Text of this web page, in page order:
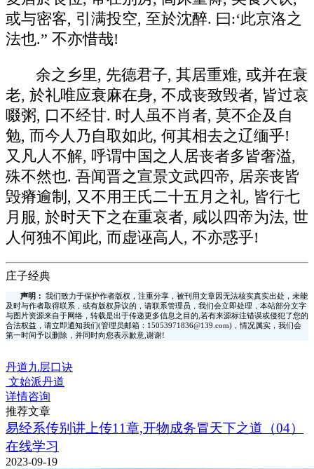
或与密客, 引满投空, 至於沈醉. 曰:‘此京洛之
法也.” 不亦惜哉!
余之乡里, 先德君子, 其居重难, 或并在衰
老, 於礼唯应衰麻在身, 不成丧致毁者, 皆过哀
啜粥, 口不经甘. 时人虽不肖者, 莫不企及自
勉, 而今人乃自取如此, 何其相去之辽缅乎!
又凡人不解, 呼谓中国之人居丧者多皆奢溢,
殊不然也. 吾闻晋之宣景文武四帝, 居亲丧皆
毁瘠逾制, 又不用王氏二十五月之礼, 皆行七
月服, 於时天下之在重哀者, 咸以四帝为法, 世
人何独不闻此, 而虚诬高人, 不亦惑乎!
庄子经典
声明：
我们致力于保护作者版权，注重分享，被刊用文章因无法核实真实出处，未能
及时与作者取得联系，或有版权异议的，请联系管理员，我们会立即处理，本站部分文字
与图片资源来自于网络，转载是出于传递更多信息之目的,若有来源标注错误或侵犯了您的
合法权益，请立即通知我们(管理员邮箱：15053971836@139.com)，情况属实，我们会
第一时间予以删除，并同时向您表示歉意,谢谢!
丹道九层口诀
文始派丹道
详情咨询
推荐文章
易经系传别讲上传11章,开物成务冒天下之道（04）
在线学习
2023-09-19